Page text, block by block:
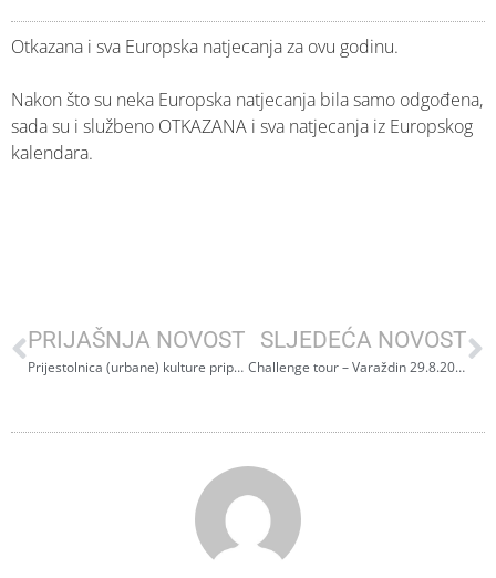
Otkazana i sva Europska natjecanja za ovu godinu.
Nakon što su neka Europska natjecanja bila samo odgođena,
sada su i službeno OTKAZANA i sva natjecanja iz Europskog
kalendara.
PRIJAŠNJA NOVOST
Prijestolnica (urbane) kulture pripremila ekstremni show uoči 21. Pannonian Challengea
SLJEDEĆA NOVOST
Challenge tour – Varaždin 29.8.2020.